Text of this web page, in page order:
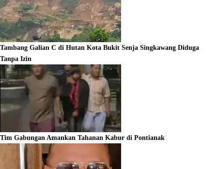
Tambang Galian C di Hutan Kota Bukit Senja Singkawang Diduga
Tanpa Izin
Tim Gabungan Amankan Tahanan Kabur di Pontianak